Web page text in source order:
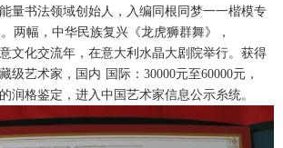
量书法领域创始人，入编同根同梦一一楷模专
两幅，中华民族复兴《龙虎狮群舞》，
意文化交流年，在意大利水晶大剧院举行。获得
级艺术家，国内 国际：30000元至60000元，
润格鉴定，进入中国艺术家信息公示糸统。